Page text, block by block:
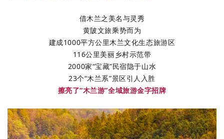
借木兰之美名与灵秀
黄陂文旅乘势而为
建成1000平方公里木兰文化生态旅游区
116公里美丽乡村示范带
2000家“宝藏”民宿隐于山水
23个“木兰系”景区引人入胜
擦亮了“木兰游”全域旅游金字招牌